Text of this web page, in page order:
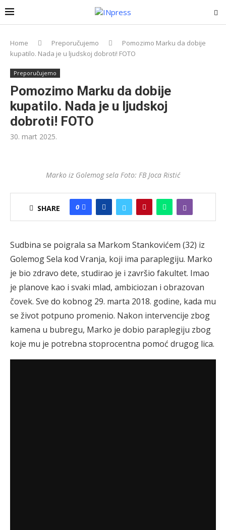
Home Preporučujemo
Pomozimo Marku da dobije
kupatilo. Nada je u ljudskoj dobroti! FOTO
Preporučujemo
Pomozimo Marku da dobije
kupatilo. Nada je u ljudskoj
dobroti! FOTO
30. mart 2025.
Marko iz Golemog sela Foto: FB Joca Ristić
SHARE 0
Sudbina se poigrala sa Markom Stankovićem (32) iz
Golemog Sela kod Vranja, koji ima paraplegiju. Marko
je bio zdravo dete, studirao je i završio fakultet. Imao
je planove kao i svaki mlad, ambiciozan i obrazovan
čovek. Sve do kobnog 29. marta 2018. godine, kada mu
se život potpuno promenio. Nakon intervencije zbog
kamena u bubregu, Marko je dobio paraplegiju zbog
koje mu je potrebna stoprocentna pomoć drugog lica.